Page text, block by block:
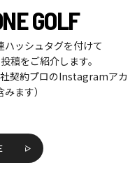
GOLF
ハッシュタグを付けて
稿をご紹介します。
契約プロのInstagramアカ
ます）